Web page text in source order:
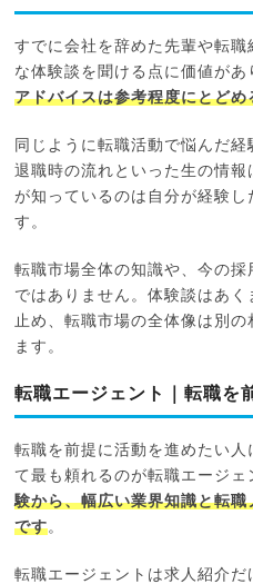
すでに会社を辞めた先輩や転
な体験談を聞ける点に価値があ
アドバイスは参考程度にとどめ
同じように転職活動で悩んだ
退職時の流れといった生の情
が知っているのは自分が経験し
す。
転職市場全体の知識や、今の
ではありません。体験談はあ
止め、転職市場の全体像は別
ます。
転職エージェント｜転職を
転職を前提に活動を進めたい
て最も頼れるのが転職エージェ
験から、幅広い業界知識と転
です。
転職エージェントは求人紹介だ